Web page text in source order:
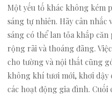
Một yếu tố khác không kém
sáng tự nhiên. Hãy cân nhắc
sáng có thể lan tỏa khắp
rộng rãi và thoáng đãng.
cho tường và nội thất cũng
không khí tươi mới, khơi dậy
các hoạt động gia đình.